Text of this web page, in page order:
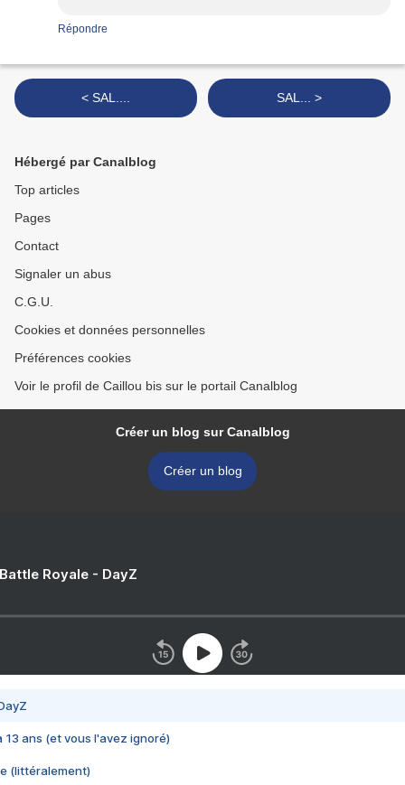
Répondre
< SAL.... SAL... >
Hébergé par Canalblog
Top articles
Pages
Contact
Signaler un abus
C.G.U.
Cookies et données personnelles
Préférences cookies
Voir le profil de Caillou bis sur le portail Canalblog
Créer un blog sur Canalblog
Créer un blog
Royale - DayZ
13 ans (et vous l'avez ignoré)
(littéralement)